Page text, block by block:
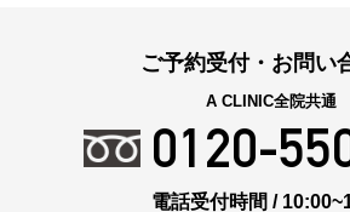
ご予約受付・お問い
A CLINIC全院共通
0120-
電話受付時間 /